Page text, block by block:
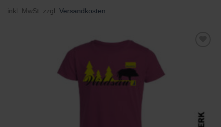
inkl. MwSt. zzgl. Versandkosten